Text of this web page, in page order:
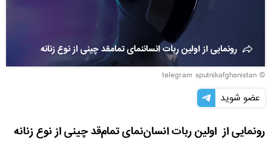
رونمایی از اولین ربات انساننمای تمامقد چینی از نوع زنانه
© telegram sputnikafghanistan
عضو شوید
رونمایی از اولین ربات انسان‌نمای تمام‌قد چینی از نوع زنانه